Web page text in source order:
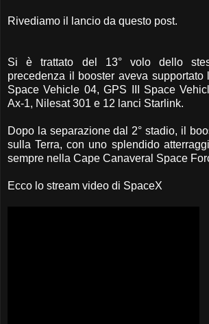
Rivediamo il lancio da questo post.
Si è trattato del 13° volo dello
precedenza il booster aveva supportato
Space Vehicle 04, GPS III Space
Ax-1, Nilesat 301 e 12 lanci Starlink.
Dopo la separazione dal 2° stadio, il
sulla Terra, con uno splendido
sempre nella Cape Canaveral Space
Ecco lo stream video di SpaceX